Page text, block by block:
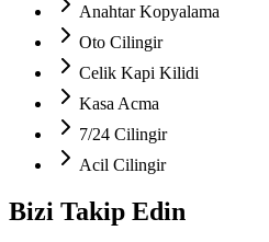
Anahtar Kopyalama
Oto Cilingir
Celik Kapi Kilidi
Kasa Acma
7/24 Cilingir
Acil Cilingir
Bizi Takip Edin